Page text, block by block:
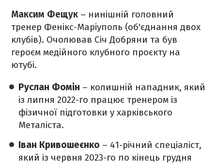
Максим Фещук – нинішній головний
тренер Фенікс-Маріуполь (об'єднання двох
клубів). Очолював Січ Добряни та був
героєм медійного клубного проєкту на
ютубі.
Руслан Фомін – колишній нападник, який
із липня 2022-го працює тренером із
фізичної підготовки у харківського
Металіста.
Іван Кривошеєнко – 41-річний спеціаліст,
який із червня 2023-го по кінець грудня